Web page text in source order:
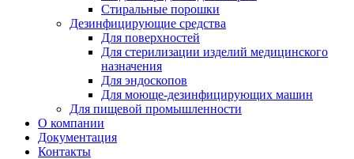
Стиральные порошки
Дезинфицирующие средства
Для поверхностей
Для стерилизации изделий медицинского
назначения
Для эндоскопов
Для моюще-дезинфицирующих машин
Для пищевой промышленности
О компании
Документация
Контакты